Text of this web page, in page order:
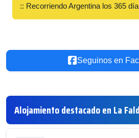
:: Recorriendo Argentina los 365
Seguinos en
Alojamiento destacado en La